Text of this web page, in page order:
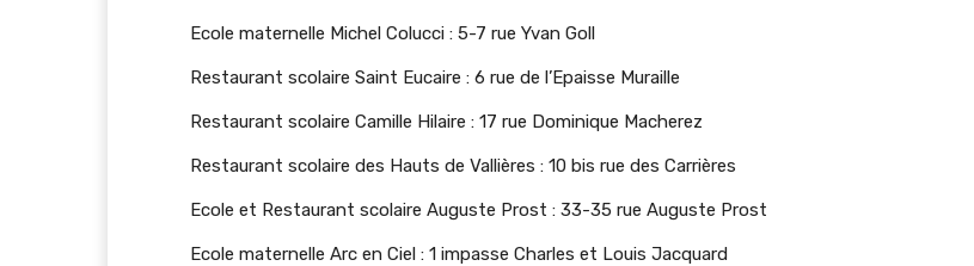
Ecole maternelle Michel Colucci : 5-7 rue Yvan Goll
Restaurant scolaire Saint Eucaire : 6 rue de l’Epaisse Muraille
Restaurant scolaire Camille Hilaire : 17 rue Dominique Macherez
Restaurant scolaire des Hauts de Vallières : 10 bis rue des Carrières
Ecole et Restaurant scolaire Auguste Prost : 33-35 rue Auguste Prost
Ecole maternelle Arc en Ciel : 1 impasse Charles et Louis Jacquard